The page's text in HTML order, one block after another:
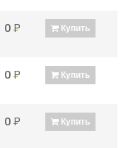
0Р Купить
0Р Купить
0Р Купить